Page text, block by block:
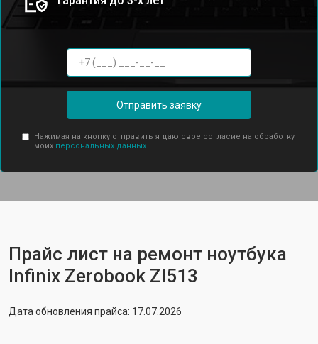
Отправить заявку
Нажимая на кнопку отправить я даю свое согласие на обработку
моих персональных данных.
Прайс лист на ремонт ноутбука
Infinix Zerobook Zl513
Дата обновления прайса: 17.07.2026